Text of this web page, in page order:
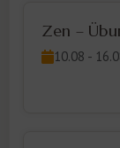
Zen –
10.08 -